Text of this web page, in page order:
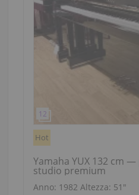
Hot
Yamaha YUX 132 cm
studio premium
Anno: 1982 Altezza: 51″